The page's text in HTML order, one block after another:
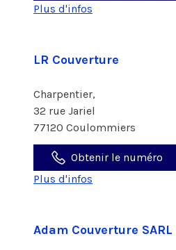
Plus d'infos
LR Couverture
Charpentier,
32 rue Jariel
77120 Coulommiers
Obtenir le numéro
Plus d'infos
Adam Couverture SARL